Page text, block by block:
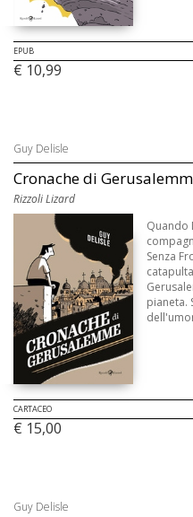
EPUB
€ 10,99
Guy Delisle
Cronache di
Rizzoli Lizard
Quando
Senza
pianeta.
CARTACEO
€ 15,00
Guy Delisle